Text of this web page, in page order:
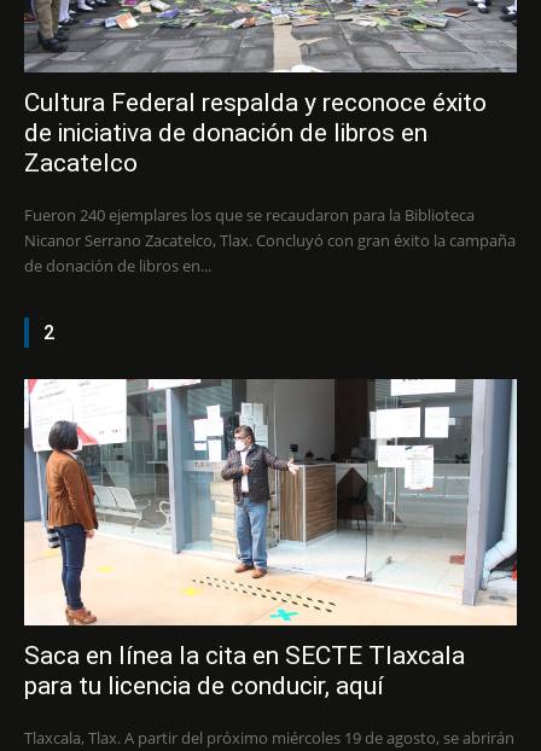
Cultura Federal respalda y reconoce éxito
de iniciativa de donación de libros en
Zacatelco
Fueron 240 ejemplares los que se recaudaron para la Biblioteca
Nicanor Serrano Zacatelco, Tlax. Concluyó con gran éxito la campaña
de donación de libros en...
2
Saca en línea la cita en SECTE Tlaxcala
para tu licencia de conducir, aquí
Tlaxcala, Tlax. A partir del próximo miércoles 19 de agosto, se abrirán